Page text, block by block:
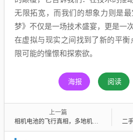
无限拓宽，而我们的想象力则是
梦》不仅是一场技术盛宴，更是一
在虚拟与现实之间找到了新的平
限可能的憧憬和探索欲。
海报 阅读
上一篇
相机电池的飞行真相，多地机场辟谣行动背后的故事 二手